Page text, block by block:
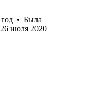
год • Была
26 июля 2020